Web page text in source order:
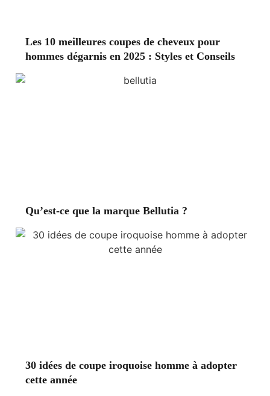
Les 10 meilleures coupes de cheveux pour
hommes dégarnis en 2025 : Styles et Conseils
Qu’est-ce que la marque Bellutia ?
30 idées de coupe iroquoise homme à adopter
cette année